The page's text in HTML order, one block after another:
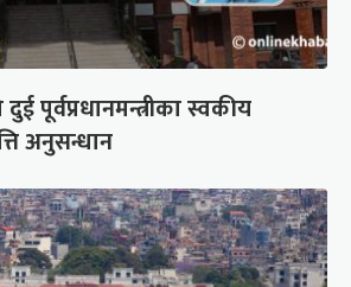
पूर्वप्रधानमन्त्रीका स्वकीय
अनुसन्धान